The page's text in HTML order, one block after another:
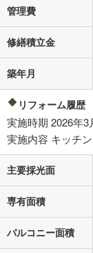
不
管理費
修繕積立金
築年月
リフォーム履歴
実施時期 2026年3
実施内容 キッチ
主要採光面
専有面積
バルコニー面積